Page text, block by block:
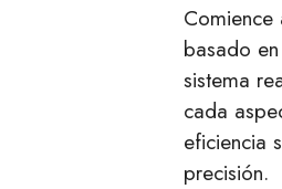
basado
sistema
cada
eficiencia
precisión.